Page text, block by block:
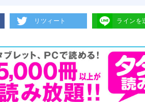
リツィート ラインを